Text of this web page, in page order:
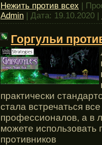
Нежить против всех |
Admin | Дата: 19.10.2020 |
Горгульи
практически
стала встречаться
профессионалов, а в
можете
противников